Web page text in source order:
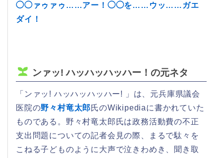
◯◯ァゥァゥ……アー！◯◯を……ウッ……ガエ
ダイ！
ンァッ! ハッハッハッハー！の元ネタ
「ンァッ! ハッハッハッハー! 」は、元兵庫県議会
医院の野々村竜太郎氏のWikipediaに書かれていた
ものである。野々村竜太郎氏は政務活動費の不正
支出問題についての記者会見の際、まるで駄々を
こねる子どものように大声で泣きわめき、聞き取